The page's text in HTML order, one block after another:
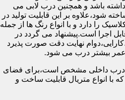
۷ سانتی متر داشته باشد و همچنین درب لابی می
شود،علاوه بر این قابلیت تولید در
را دارد و با انواع رنگ ها از جمله
اجرا است.پیشنهاد می گردد در
نهایت دقت صورت پذیرد
عمر بیشتر درب می شود.
درب داخلی مشخص است،برای فضای
با انواع متریال قابلیت ساخت و